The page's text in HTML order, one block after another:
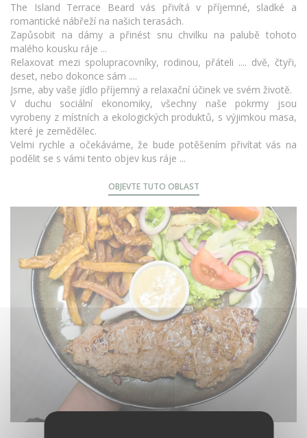
The Island Terrace Beard vás přivítá v příjemné, sladké a
romantické nábřeží na našich terasách.
Zapůsobit na dámy a přinést snu chvilku na palubě tohoto
malého kousku ráje ...
Relaxovat mezi spolupracovníky, rodinou, přáteli .... dvě, čtyři,
deset, nebo dokonce sám ....
Jsme, aby vaše jídlo příjemný a relaxační účinek ve svém životě.
V duchu sociální ekonomiky, všechny naše pokrmy jsou
vyrobeny z místních a ekologických produktů, s výjimkou masa,
které je zemědělec.
Velmi rychle a očekáváme, že bude potěšením přivítat vás na
podělit se s vámi tento objev kus ráje ...
OBJEVTE TUTO OBLAST